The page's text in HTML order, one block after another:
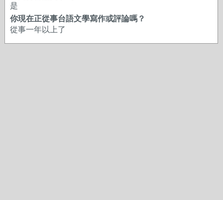
是
你現在正從事台語文學寫作或評論嗎？
從事一年以上了